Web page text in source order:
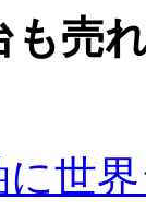
も売
世